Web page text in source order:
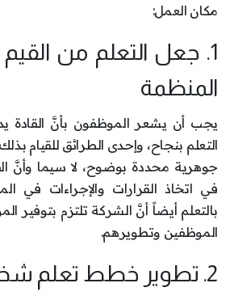
مكان العمل:
1. جعل التعلم من
المنظمة
يجب أن يشعر الموظفون بأنَّ القادة
التعلم بنجاح، وإحدى الطرائق للقيام
جوهرية محددة بوضوح، لا سيما وأنَّ
في اتخاذ القرارات والإجراءات في
بالتعلم أيضاً أنَّ الشركة تلتزم بتوفير
الموظفين وتطويرهم.
2. تطوير خطط تعلم شخصية